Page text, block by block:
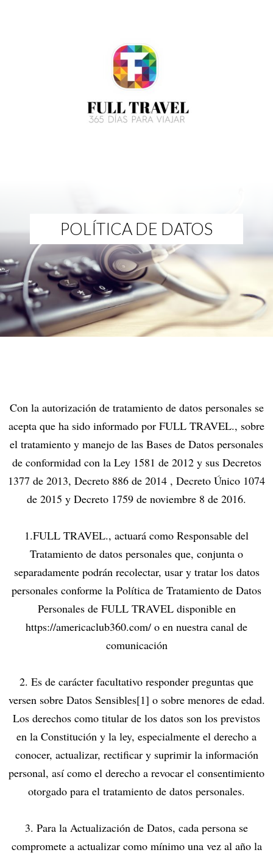
POLÍTICA DE DATOS
Con la autorización de tratamiento de datos personales se
acepta que ha sido informado por FULL TRAVEL., sobre
el tratamiento y manejo de las Bases de Datos personales
de conformidad con la Ley 1581 de 2012 y sus Decretos
1377 de 2013, Decreto 886 de 2014 , Decreto Único 1074
de 2015 y Decreto 1759 de noviembre 8 de 2016.
1.FULL TRAVEL., actuará como Responsable del
Tratamiento de datos personales que, conjunta o
separadamente podrán recolectar, usar y tratar los datos
personales conforme la Política de Tratamiento de Datos
Personales de FULL TRAVEL disponible en
https://americaclub360.com/ o en nuestra canal de
comunicación
2. Es de carácter facultativo responder preguntas que
versen sobre Datos Sensibles[1] o sobre menores de edad.
Los derechos como titular de los datos son los previstos
en la Constitución y la ley, especialmente el derecho a
conocer, actualizar, rectificar y suprimir la información
personal, así como el derecho a revocar el consentimiento
otorgado para el tratamiento de datos personales.
3. Para la Actualización de Datos, cada persona se
compromete a actualizar como mínimo una vez al año la